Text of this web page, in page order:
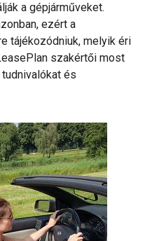
a gépjárműveket.
ezért a
tájékozódniuk, melyik éri
szakértői most
és